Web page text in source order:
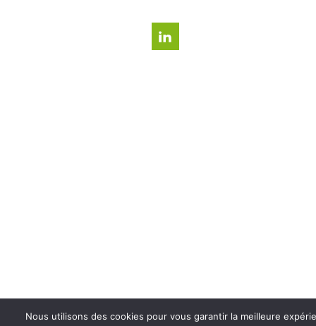
Nous utilisons des cookies pour vous garantir la meilleure